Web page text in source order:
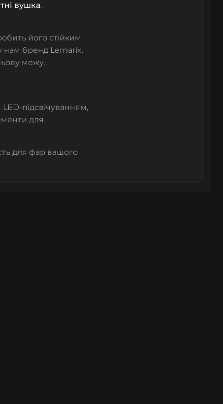
вушка,
його стійким
нам бренд Lemarix.
межу,
LED-підсвічуванням,
для
для фар вашого